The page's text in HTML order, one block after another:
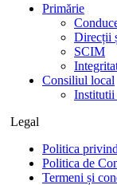
Primărie
Direcții
SCIM
Consiliul local
Institutii
Legal
Politica
Politica de
Termeni și